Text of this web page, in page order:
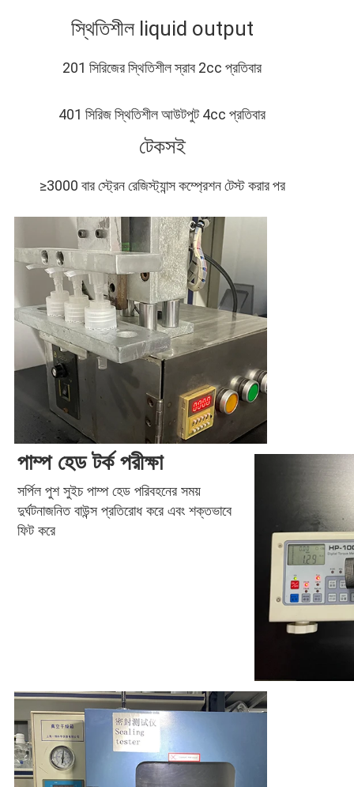
স্থিতিশীল liquid output
201 সিরিজের স্থিতিশীল স্রাব 2cc প্রতিবার
401 সিরিজ স্থিতিশীল আউটপুট 4cc প্রতিবার
টেকসই
≥3000 বার স্ট্রেন রেজিস্ট্যান্স কম্প্রেশন টেস্ট করার পর
পাম্প হেড টর্ক পরীক্ষা
সর্পিল পুশ সুইচ পাম্প হেড পরিবহনের সময়
দুর্ঘটনাজনিত বাউন্স প্রতিরোধ করে এবং শক্তভাবে
ফিট করে